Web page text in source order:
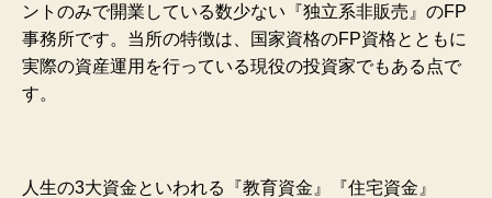
ントのみで開業している数少ない『独立系非販売』のFP
事務所です。当所の特徴は、国家資格のFP資格とともに
実際の資産運用を行っている現役の投資家でもある点で
す。
人生の3大資金といわれる『教育資金』『住宅資金』